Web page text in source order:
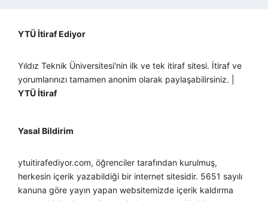
YTÜ İtiraf Ediyor
Yıldız Teknik Üniversitesi'nin ilk ve tek itiraf sitesi. İtiraf ve
yorumlarınızı tamamen anonim olarak paylaşabilirsiniz. |
YTÜ İtiraf
Yasal Bildirim
ytuitirafediyor.com, öğrenciler tarafından kurulmuş,
herkesin içerik yazabildiği bir internet sitesidir. 5651 sayılı
kanuna göre yayın yapan websitemizde içerik kaldırma